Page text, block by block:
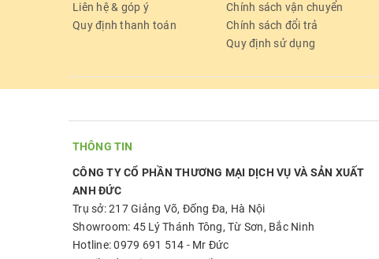
Liên hệ & góp ý
Quy định thanh toán
Chính sách vận chuyển
Chính sách đổi trả
Quy định sử dụng
THÔNG TIN
CÔNG TY CỔ PHẦN THƯƠNG MẠI DỊCH VỤ VÀ SẢN XUẤT
ANH ĐỨC
Trụ sở: 217 Giảng Võ, Đống Đa, Hà Nội
Showroom: 45 Lý Thánh Tông, Từ Sơn, Bắc Ninh
Hotline: 0979 691 514 - Mr Đức